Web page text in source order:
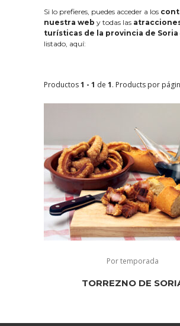
Si lo prefieres, puedes acceder a los
nuestra web y todas las
turísticas de la provincia de Soria
listado, aquí:
Productos1 - 1 de 1. Products por
Por temporada
TORREZNO DE